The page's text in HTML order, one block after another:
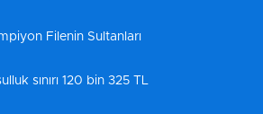
Filenin Sultanları
sınırı 120 bin 325 TL